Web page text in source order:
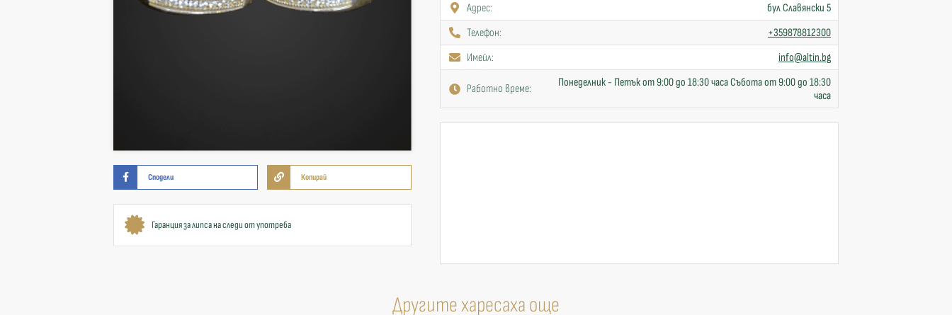
Сподели Копирай
Гаранция за липса на следи от употреба
Адрес:
бул Славянски 5
Телефон:
+359878812300
Имейл:
info@altin.bg
Работно време:
Понеделник - Петък от 9:00 до 18:30 часа Събота от 9:00 до 18:30
часа
Другите харесаха още